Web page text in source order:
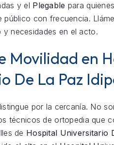
y el Plegable para
público con frecuencia.
y necesidades en el acto.
Movilidad en
De La Paz
por la cercanía. No
técnicos de ortopedia que
de Hospital Universitario